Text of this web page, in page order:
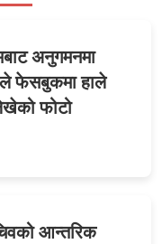
अनुगमनमा
फेसबुकमा हाले
फोटो
आन्तरिक